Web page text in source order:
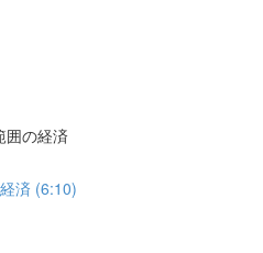
の経済
済 (6:10)